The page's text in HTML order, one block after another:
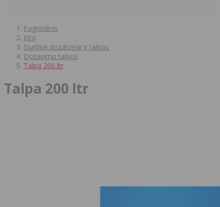
Pagrindinis
Kita
Siurbliai dozatoriai ir talpos
Dozavimo talpos
Talpa 200 ltr
Talpa 200 ltr